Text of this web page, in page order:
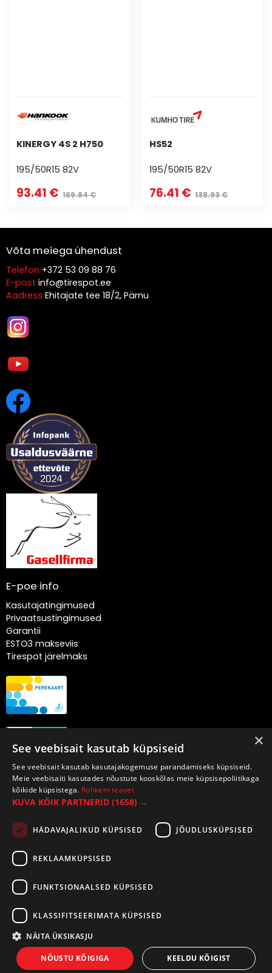
KINERGY 4S 2 H750
195/50R15 82V
93.41 € 169.84 €
HS52
195/50R15 82V
76.41 € 138.93 €
Võta meiega ühendust
Telefon +372 53 09 88 76
E-post info@tirespot.ee
Aadress Ehitajate tee 18/2, Pärnu
E-poe info
Kasutajatingimused
Privaatsustingimused
Garantii
ESTO3 makseviis
Tirespot järelmaks
©2026 Tirespot OÜ. Kõik õigused kaitstud.
×
See veebisait kasutab küpsiseid
See veebisait kasutab kasutajakogemuse parandamiseks küpsiseid.
Meie veebisaiti kasutades nõustute kooskõlas meie küpsisepoliitikaga
kõikide küpsistega. Rohkem teavet
KUVA KÕIK PARTNERID (1658) →
HÄDAVAJALIKUD KÜPSISED JÕUDLUSKÜPSISED
REKLAAMKÜPSISED
FUNKTSIONAALSED KÜPSISED
KLASSIFITSEERIMATA KÜPSISED
NÄITA ÜKSIKASJU
NÕUSTU KÕIGIGA KEELDU KÕIGIST